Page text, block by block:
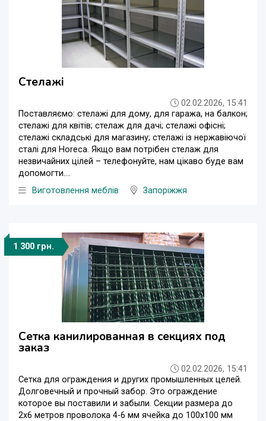
Стелажі
02.02.2026, 15:41
Поставляємо: стелажі для дому, для гаража, на балкон;
стелажі для квітів; стелаж для дачі; стелажі офісні;
стелажі складські для магазину; стелажі із нержавіючої
сталі для Horeca. Якщо вам потрібен стелаж для
незвичайних цілей – телефонуйте, нам цікаво буде вам
допомогти....
Виготовлення меблів
Запоріжжя
1 300 грн.
Сетка канилированная в секциях под
заказ
02.02.2026, 15:41
Сетка для ограждения и других промышленных целей.
Долговечный и прочный забор. Это ограждение
которое вы поставили и забыли. Секции размера до
2х6 метров проволока 4-6 мм ячейка до 100х100 мм